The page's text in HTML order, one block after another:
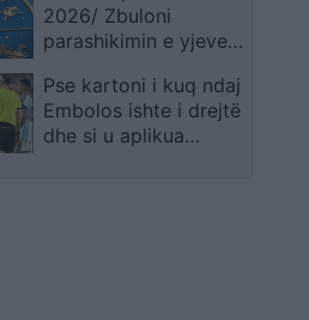
2026/ Zbuloni
parashikimin e yjeve
Pse kartoni i kuq ndaj
Embolos ishte i drejtë
dhe si u aplikua